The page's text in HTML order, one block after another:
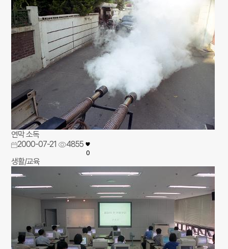
연막 소독
2000-07-21
4855
0
생활/교육